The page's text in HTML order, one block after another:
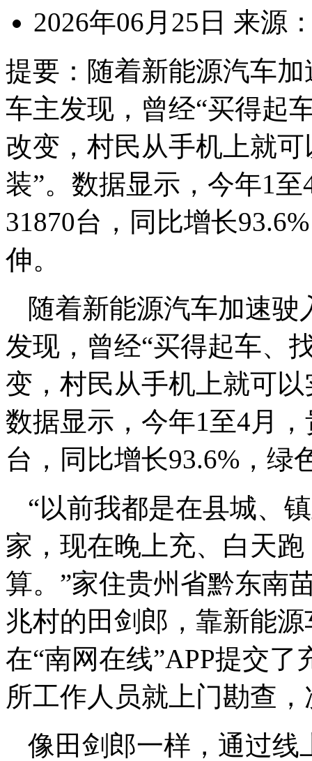
2026年06月25日 来源
提要： 随着新能源汽车
车主发现，曾经“买得起
改变，村民从手机上就
装”。数据显示，今年1
31870台，同比增长
伸。
随着新能源汽车加速
发现，曾经“买得起车、
变，村民从手机上就可
数据显示，今年1至4月
台，同比增长93.6%，绿
“以前我都是在县城、
家，现在晚上充、白天
算。”家住贵州省黔东南
兆村的田剑郎，靠新能
在“南网在线”APP提交
所工作人员就上门勘查
像田剑郎一样，通过线